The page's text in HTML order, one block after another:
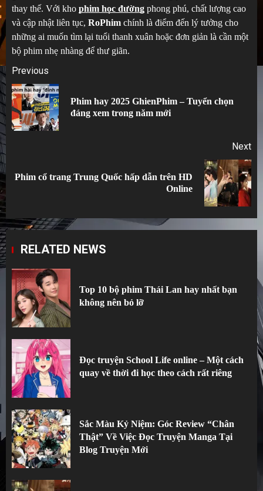
thay thế. Với kho phim học đường phong phú, chất lượng cao
và cập nhật liên tục, RoPhim chính là điểm đến lý tưởng cho
những ai muốn tìm lại tuổi thanh xuân hoặc đơn giản là cần một
bộ phim nhẹ nhàng để thư giãn.
Post
navigation
Previous
Phim hay 2025 GhienPhim – Tuyển chọn
đáng xem trong năm mới
Next
Next
Phim cổ trang Trung Quốc hấp dẫn trên HD
Online
RELATED NEWS
Top 10 bộ phim Thái Lan hay nhất bạn
không nên bỏ lỡ
Đọc truyện School Life online – Một cách
quay về thời đi học theo cách rất riêng
Sắc Màu Kỷ Niệm: Góc Review “Chân
Thật” Về Việc Đọc Truyện Manga Tại
Blog Truyện Mới